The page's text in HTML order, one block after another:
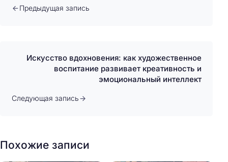
Предыдущая запись
Искусство вдохновения: как художественное
воспитание развивает креативность и
эмоциональный интеллект
Следующая запись
Похожие записи